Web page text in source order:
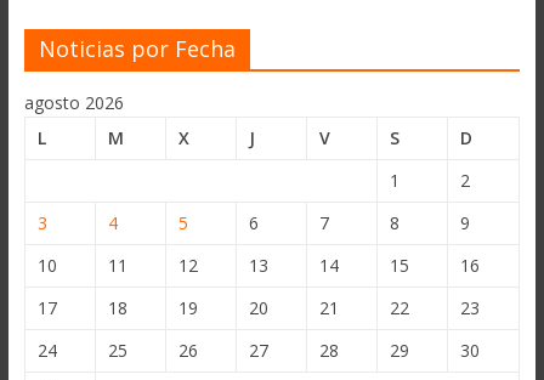
Noticias por Fecha
agosto 2026
L
M X J V S
D
1
2
3
4 5 6 7 8
9
10
11 12 13 14 15
16
17
18 19 20 21 22
23
24
25 26 27 28 29
30